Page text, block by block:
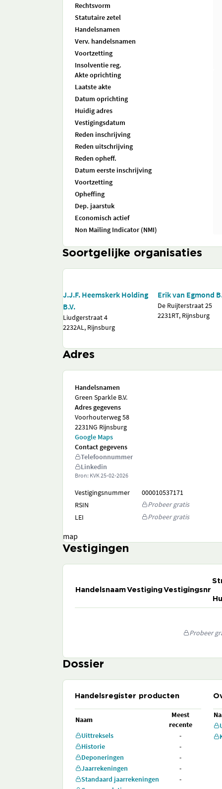
Rechtsvorm
Statutaire zetel
Handelsnamen
Verv. handelsnamen
Voortzetting
Insolventie reg.
Akte oprichting
Laatste akte
Datum oprichting
Huidig adres
Vestigingsdatum
Reden inschrijving
Reden uitschrijving
Reden opheff.
Datum eerste inschrijving
Voortzetting
Opheffing
Dep. jaarstuk
Economisch actief
Non Mailing Indicator (NMI)
Soortgelijke organisaties
J.J.F. Heemskerk Holding
B.V.
Liudgerstraat 4
2232AL, Rijnsburg
Erik van Egmond
De Ruijterstraat 25
2231RT, Rijnsburg
Adres
Handelsnamen
Green Sparkle B.V.
Adres gegevens
Voorhouterweg 58
2231NG Rijnsburg
Google Maps
Contact gegevens
Telefoonnummer
Linkedin
Bron: KVK25-02-2026
Vestigingsnummer
000010537171
RSIN
Probeer gratis
LEI
Probeer gratis
map
Vestigingen
HandelsnaamVestigingVestigingsnr
Probeer
Dossier
Handelsregister producten
Naam
Meest
recente
Uittreksels
-
Historie
-
Deponeringen
-
Jaarrekeningen
-
Standaard jaarrekeningen
-